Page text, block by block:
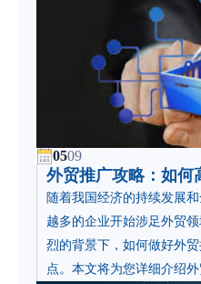
0509
外贸推广攻略：如何
随着我国经济的持续发展
越多的企业开始涉足外贸
烈的背景下，如何做好外
点。本文将为您详细介绍